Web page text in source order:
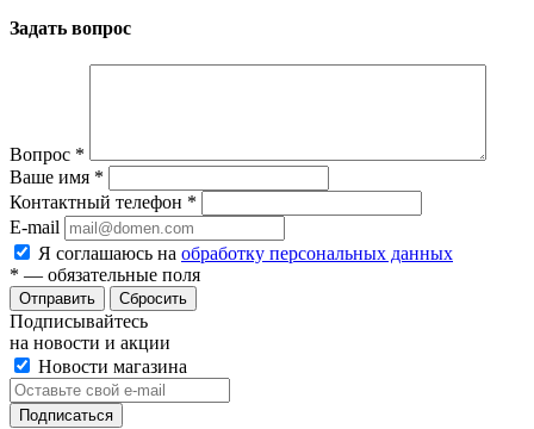
Задать вопрос
Вопрос *
Ваше имя *
Контактный телефон *
E-mail
Я соглашаюсь на обработку персональных данных
* — обязательные поля
Сбросить
Подписывайтесь
на новости и акции
Новости магазина